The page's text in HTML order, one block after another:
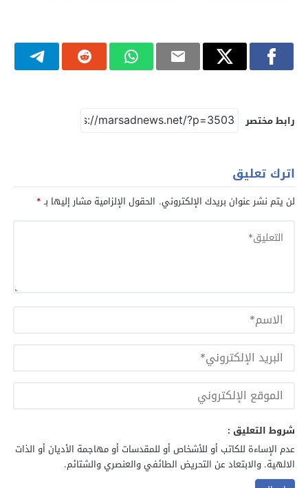
رابط مختصر
اترك تعليق
لن يتم نشر عنوان بريدك الإلكتروني. الحقول الإلزامية مشار إليها بـ*
شروط التعليق :
عدم الإساءة للكاتب أو للأشخاص أو للمقدسات أو مهاجمة الأديان أو الذات
الالهية. والابتعاد عن التحريض الطائفي والعنصري والشتائم.